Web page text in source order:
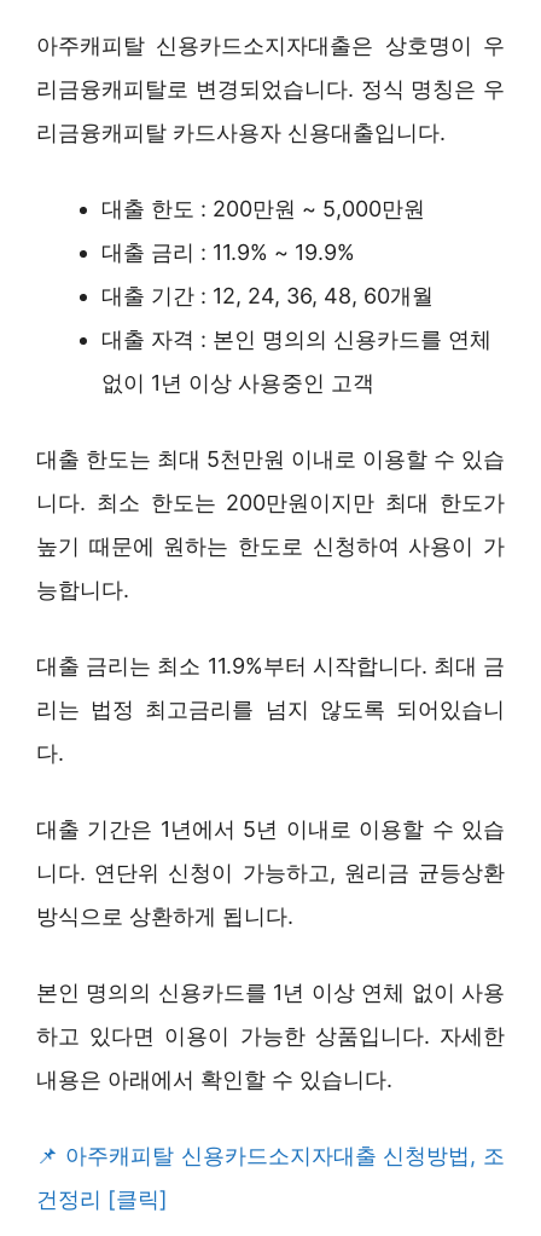
아주캐피탈 신용카드소지자대출은 상호명이 우
리금융캐피탈로 변경되었습니다. 정식 명칭은 우
리금융캐피탈 카드사용자 신용대출입니다.
대출 한도 : 200만원 ~ 5,000만원
대출 금리 : 11.9% ~ 19.9%
대출 기간 : 12, 24, 36, 48, 60개월
대출 자격 : 본인 명의의 신용카드를 연체
없이 1년 이상 사용중인 고객
대출 한도는 최대 5천만원 이내로 이용할 수 있습
니다. 최소 한도는 200만원이지만 최대 한도가
높기 때문에 원하는 한도로 신청하여 사용이 가
능합니다.
대출 금리는 최소 11.9%부터 시작합니다. 최대 금
리는 법정 최고금리를 넘지 않도록 되어있습니
다.
대출 기간은 1년에서 5년 이내로 이용할 수 있습
니다. 연단위 신청이 가능하고, 원리금 균등상환
방식으로 상환하게 됩니다.
본인 명의의 신용카드를 1년 이상 연체 없이 사용
하고 있다면 이용이 가능한 상품입니다. 자세한
내용은 아래에서 확인할 수 있습니다.
아주캐피탈 신용카드소지자대출 신청방법, 조
건정리 [클릭]